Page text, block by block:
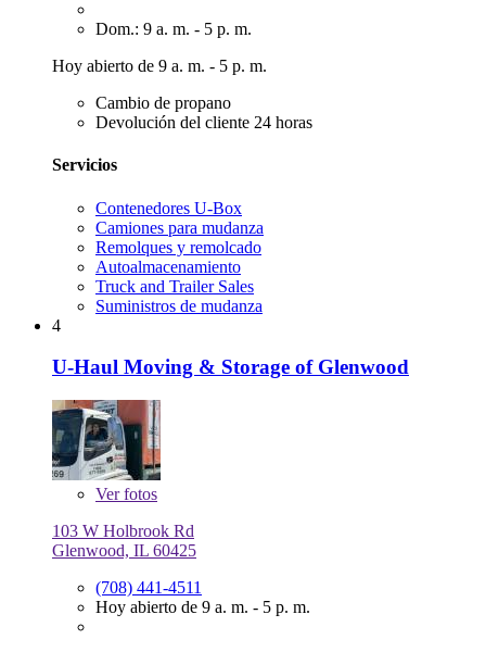
Dom.: 9 a. m. - 5 p. m.
Hoy abierto de 9 a. m. - 5 p. m.
Cambio de propano
Devolución del cliente 24 horas
Servicios
Contenedores U-Box
Camiones para mudanza
Remolques y remolcado
Autoalmacenamiento
Truck and Trailer Sales
Suministros de mudanza
4
U-Haul Moving & Storage of Glenwood
Verfotos
103 W Holbrook Rd
Glenwood, IL 60425
(708) 441-4511
Hoy abierto de 9 a. m. - 5 p. m.